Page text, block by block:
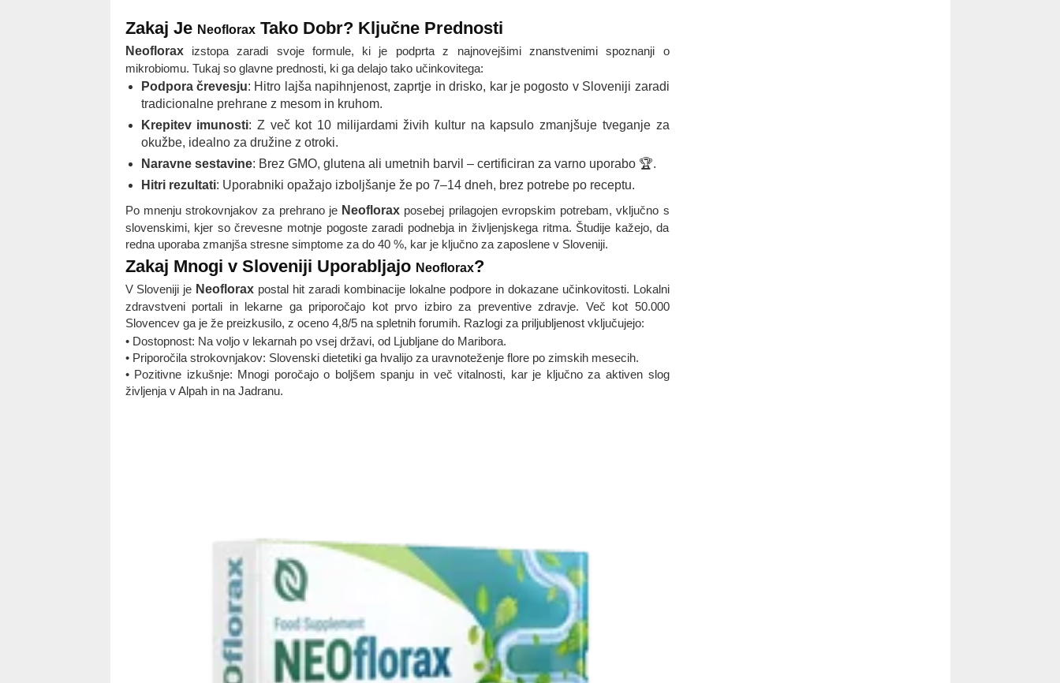
Zakaj Je NeofloraxTako Dobr? Ključne Prednosti
Neofloraxizstopa zaradi svoje formule, ki je podprta z najnovejšimi znanstvenimi spoznanji o
mikrobiomu. Tukaj so glavne prednosti, ki ga delajo tako učinkovitega:
Podpora črevesju: Hitro lajša napihnjenost, zaprtje in drisko, kar je pogosto v Sloveniji zaradi
tradicionalne prehrane z mesom in kruhom.
Krepitev imunosti: Z več kot 10 milijardami živih kultur na kapsulo zmanjšuje tveganje za
okužbe, idealno za družine z otroki.
Naravne sestavine: Brez GMO, glutena ali umetnih barvil – certificiran za varno uporabo 🏆.
Hitri rezultati: Uporabniki opažajo izboljšanje že po 7–14 dneh, brez potrebe po receptu.
Po mnenju strokovnjakov za prehrano je Neoflorax posebej prilagojen evropskim potrebam, vključno s
slovenskimi, kjer so črevesne motnje pogoste zaradi podnebja in življenjskega ritma. Študije kažejo, da
redna uporaba zmanjša stresne simptome za do 40 %, kar je ključno za zaposlene v Sloveniji.
Zakaj Mnogi v Sloveniji Uporabljajo Neoflorax?
V Sloveniji je Neoflorax postal hit zaradi kombinacije lokalne podpore in dokazane učinkovitosti. Lokalni
zdravstveni portali in lekarne ga priporočajo kot prvo izbiro za preventive zdravje. Več kot 50.000
Slovencev ga je že preizkusilo, z oceno 4,8/5 na spletnih forumih. Razlogi za priljubljenost vključujejo:
• Dostopnost: Na voljo v lekarnah po vsej državi, od Ljubljane do Maribora.
• Priporočila strokovnjakov: Slovenski dietetiki ga hvalijo za uravnoteženje flore po zimskih mesecih.
• Pozitivne izkušnje: Mnogi poročajo o boljšem spanju in več vitalnosti, kar je ključno za aktiven slog
življenja v Alpah in na Jadranu.